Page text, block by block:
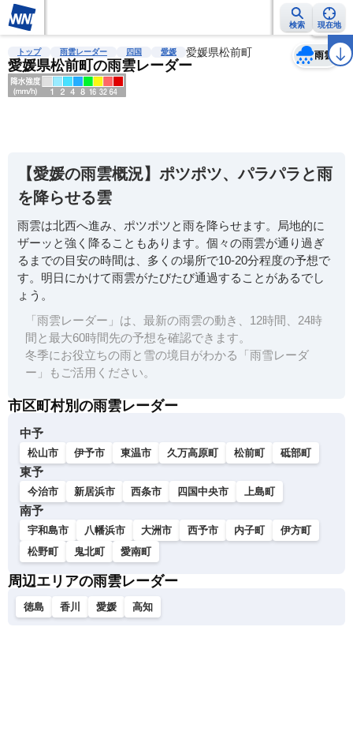
検索 現在地
雨雲レーダー 台風情報 地震情報 警報・注意報 2週間天気 ラ
トップ 雨雲レーダー 四国 愛媛 愛媛県松前町
愛媛県松前町の雨雲レーダー
雨雲
天気 台風
【愛媛の雨雲概況】ポツポツ、パラパラと雨
を降らせる雲
雨雲は北西へ進み、ポツポツと雨を降らせます。局地的に
ザーッと強く降ることもあります。個々の雨雲が通り過ぎ
るまでの目安の時間は、多くの場所で10-20分程度の予想で
す。明日にかけて雨雲がたびたび通過することがあるでし
ょう。
「雨雲レーダー」は、最新の雨雲の動き、12時間、24時
間と最大60時間先の予想を確認できます。
冬季にお役立ちの雨と雪の境目がわかる「雨雪レーダ
ー」もご活用ください。
市区町村別の雨雲レーダー
中予
松山市 伊予市 東温市 久万高原町 松前町 砥部町
東予
今治市 新居浜市 西条市 四国中央市 上島町
南予
宇和島市 八幡浜市 大洲市 西予市 内子町
伊方町
松野町
鬼北町 愛南町
周辺エリアの雨雲レーダー
徳島 香川 愛媛 高知